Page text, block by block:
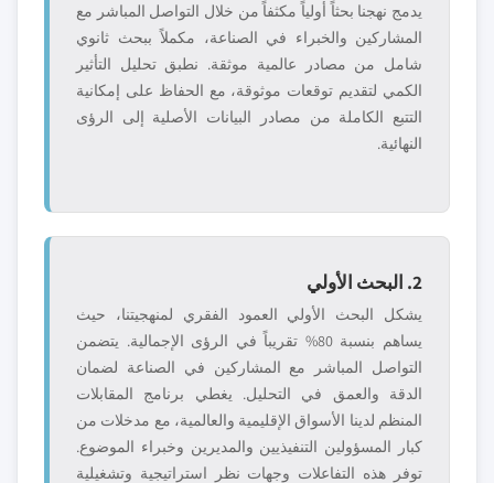
يدمج نهجنا بحثاً أولياً مكثفاً من خلال التواصل المباشر مع
المشاركين والخبراء في الصناعة، مكملاً ببحث ثانوي
شامل من مصادر عالمية موثقة. نطبق تحليل التأثير
الكمي لتقديم توقعات موثوقة، مع الحفاظ على إمكانية
التتبع الكاملة من مصادر البيانات الأصلية إلى الرؤى
النهائية.
2. البحث الأولي
يشكل البحث الأولي العمود الفقري لمنهجيتنا، حيث
يساهم بنسبة 80% تقريباً في الرؤى الإجمالية. يتضمن
التواصل المباشر مع المشاركين في الصناعة لضمان
الدقة والعمق في التحليل. يغطي برنامج المقابلات
المنظم لدينا الأسواق الإقليمية والعالمية، مع مدخلات من
كبار المسؤولين التنفيذيين والمديرين وخبراء الموضوع.
توفر هذه التفاعلات وجهات نظر استراتيجية وتشغيلية